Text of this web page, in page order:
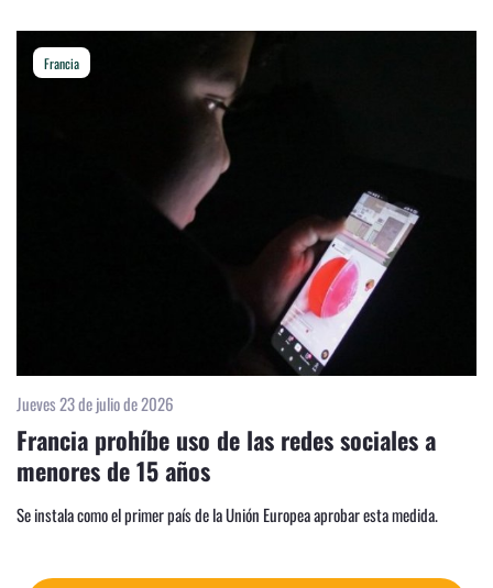
Francia
Jueves 23 de julio de 2026
Francia prohíbe uso de las redes sociales a
menores de 15 años
Se instala como el primer país de la Unión Europea aprobar esta medida.